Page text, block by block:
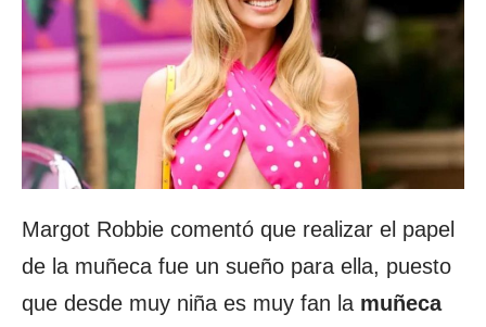
Margot Robbie comentó que realizar el papel
de la muñeca fue un sueño para ella, puesto
que desde muy niña es muy fan la muñeca